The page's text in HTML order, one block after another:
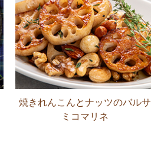
焼きれんこんとナッツのバルサ
ミコマリネ